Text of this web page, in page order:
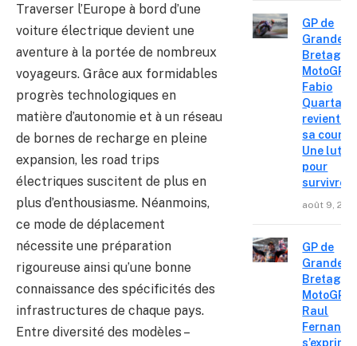
Traverser l’Europe à bord d’une
voiture électrique devient une
aventure à la portée de nombreux
voyageurs. Grâce aux formidables
progrès technologiques en
matière d’autonomie et à un réseau
de bornes de recharge en pleine
expansion, les road trips
électriques suscitent de plus en
plus d’enthousiasme. Néanmoins,
ce mode de déplacement
nécessite une préparation
rigoureuse ainsi qu’une bonne
connaissance des spécificités des
infrastructures de chaque pays.
Entre diversité des modèles –
GP de
Grande-
Bretagne
MotoGP :
Fabio
revient
sa course
Une lutte
pour
survivre »
août 9,
GP de
Grande-
Bretagne
MotoGP :
Raul
s’exprime